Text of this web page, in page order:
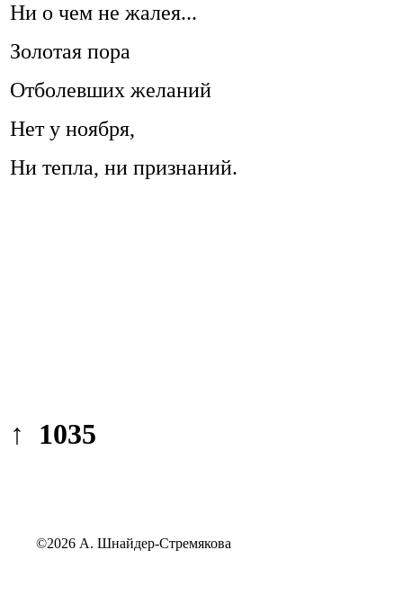
Ни о чем не жалея...
Золотая пора
Отболевших желаний
Нет у ноября,
Ни тепла, ни признаний.
↑ 1035
©2026 А. Шнайдер-Стремякова